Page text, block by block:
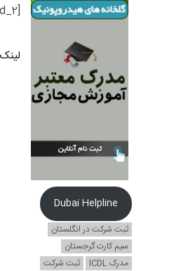
[ad_2]
Dubai Helpline
ثبت شرکت در انگلستان
سیم کارت گرجستان
مدرک ICDL
ثبت شرکت